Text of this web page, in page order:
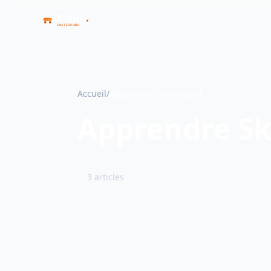
Accueil/
3 articles